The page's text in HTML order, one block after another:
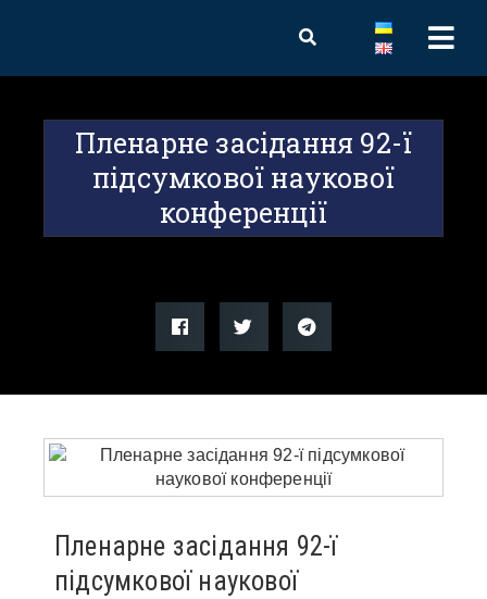
Пленарне засідання 92-ї
підсумкової наукової
конференції
Пленарне засідання 92-ї
підсумкової наукової